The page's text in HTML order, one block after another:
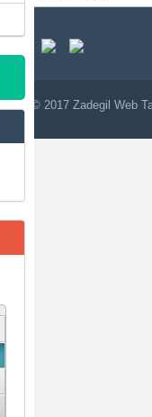
© 2017 Zadegil Web